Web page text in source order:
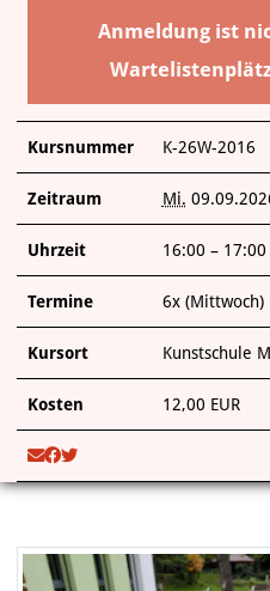
Anmeldung ist
Kursnummer K-26W-2016
Zeitraum Mi.
Uhrzeit 16:00 – 17:00
Termine 6x (Mittwoch)
Kursort Kunstschule
Kosten 12,00 EUR